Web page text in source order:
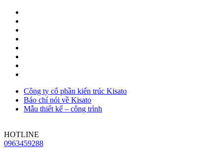
Công ty cổ phần kiến trúc Kisato
Báo chí nói về Kisato
Mẫu thiết kế – công trình
HOTLINE
0963459288